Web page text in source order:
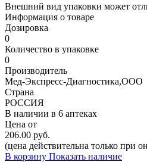
Внешний вид упаковки может
Информация о товаре
Дозировка
0
Количество в упаковке
0
Производитель
Мед-Экспресс-Диагностика,ООО
Страна
РОССИЯ
В наличии в 6 аптеках
Цена от
206.00 руб.
(цена действительна только при
В корзину Показать наличие